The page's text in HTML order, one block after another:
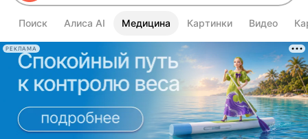
Поиск Алиса AI Медицина Картинки Видео
РЕКЛАМА